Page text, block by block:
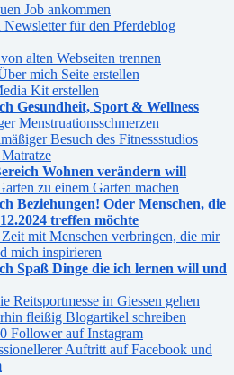
Job ankommen
Newsletter für den Pferdeblog
alten Webseiten trennen
mich Seite erstellen
Kit erstellen
Gesundheit, Sport & Wellness
Menstruationsschmerzen
Besuch des Fitnessstudios
Wohnen verändern will
zu einem Garten machen
Beziehungen! Oder Menschen, die
treffen möchte
mit Menschen verbringen, die mir
mich inspirieren
Spaß Dinge die ich lernen will und
Reitsportmesse in Giessen gehen
fleißig Blogartikel schreiben
Follower auf Instagram
Auftritt auf Facebook und